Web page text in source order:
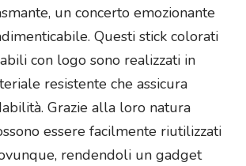
un concerto emozionante
Questi stick colorati
con logo sono realizzati in
resistente che assicura
Grazie alla loro natura
essere facilmente riutilizzati
rendendoli un gadget